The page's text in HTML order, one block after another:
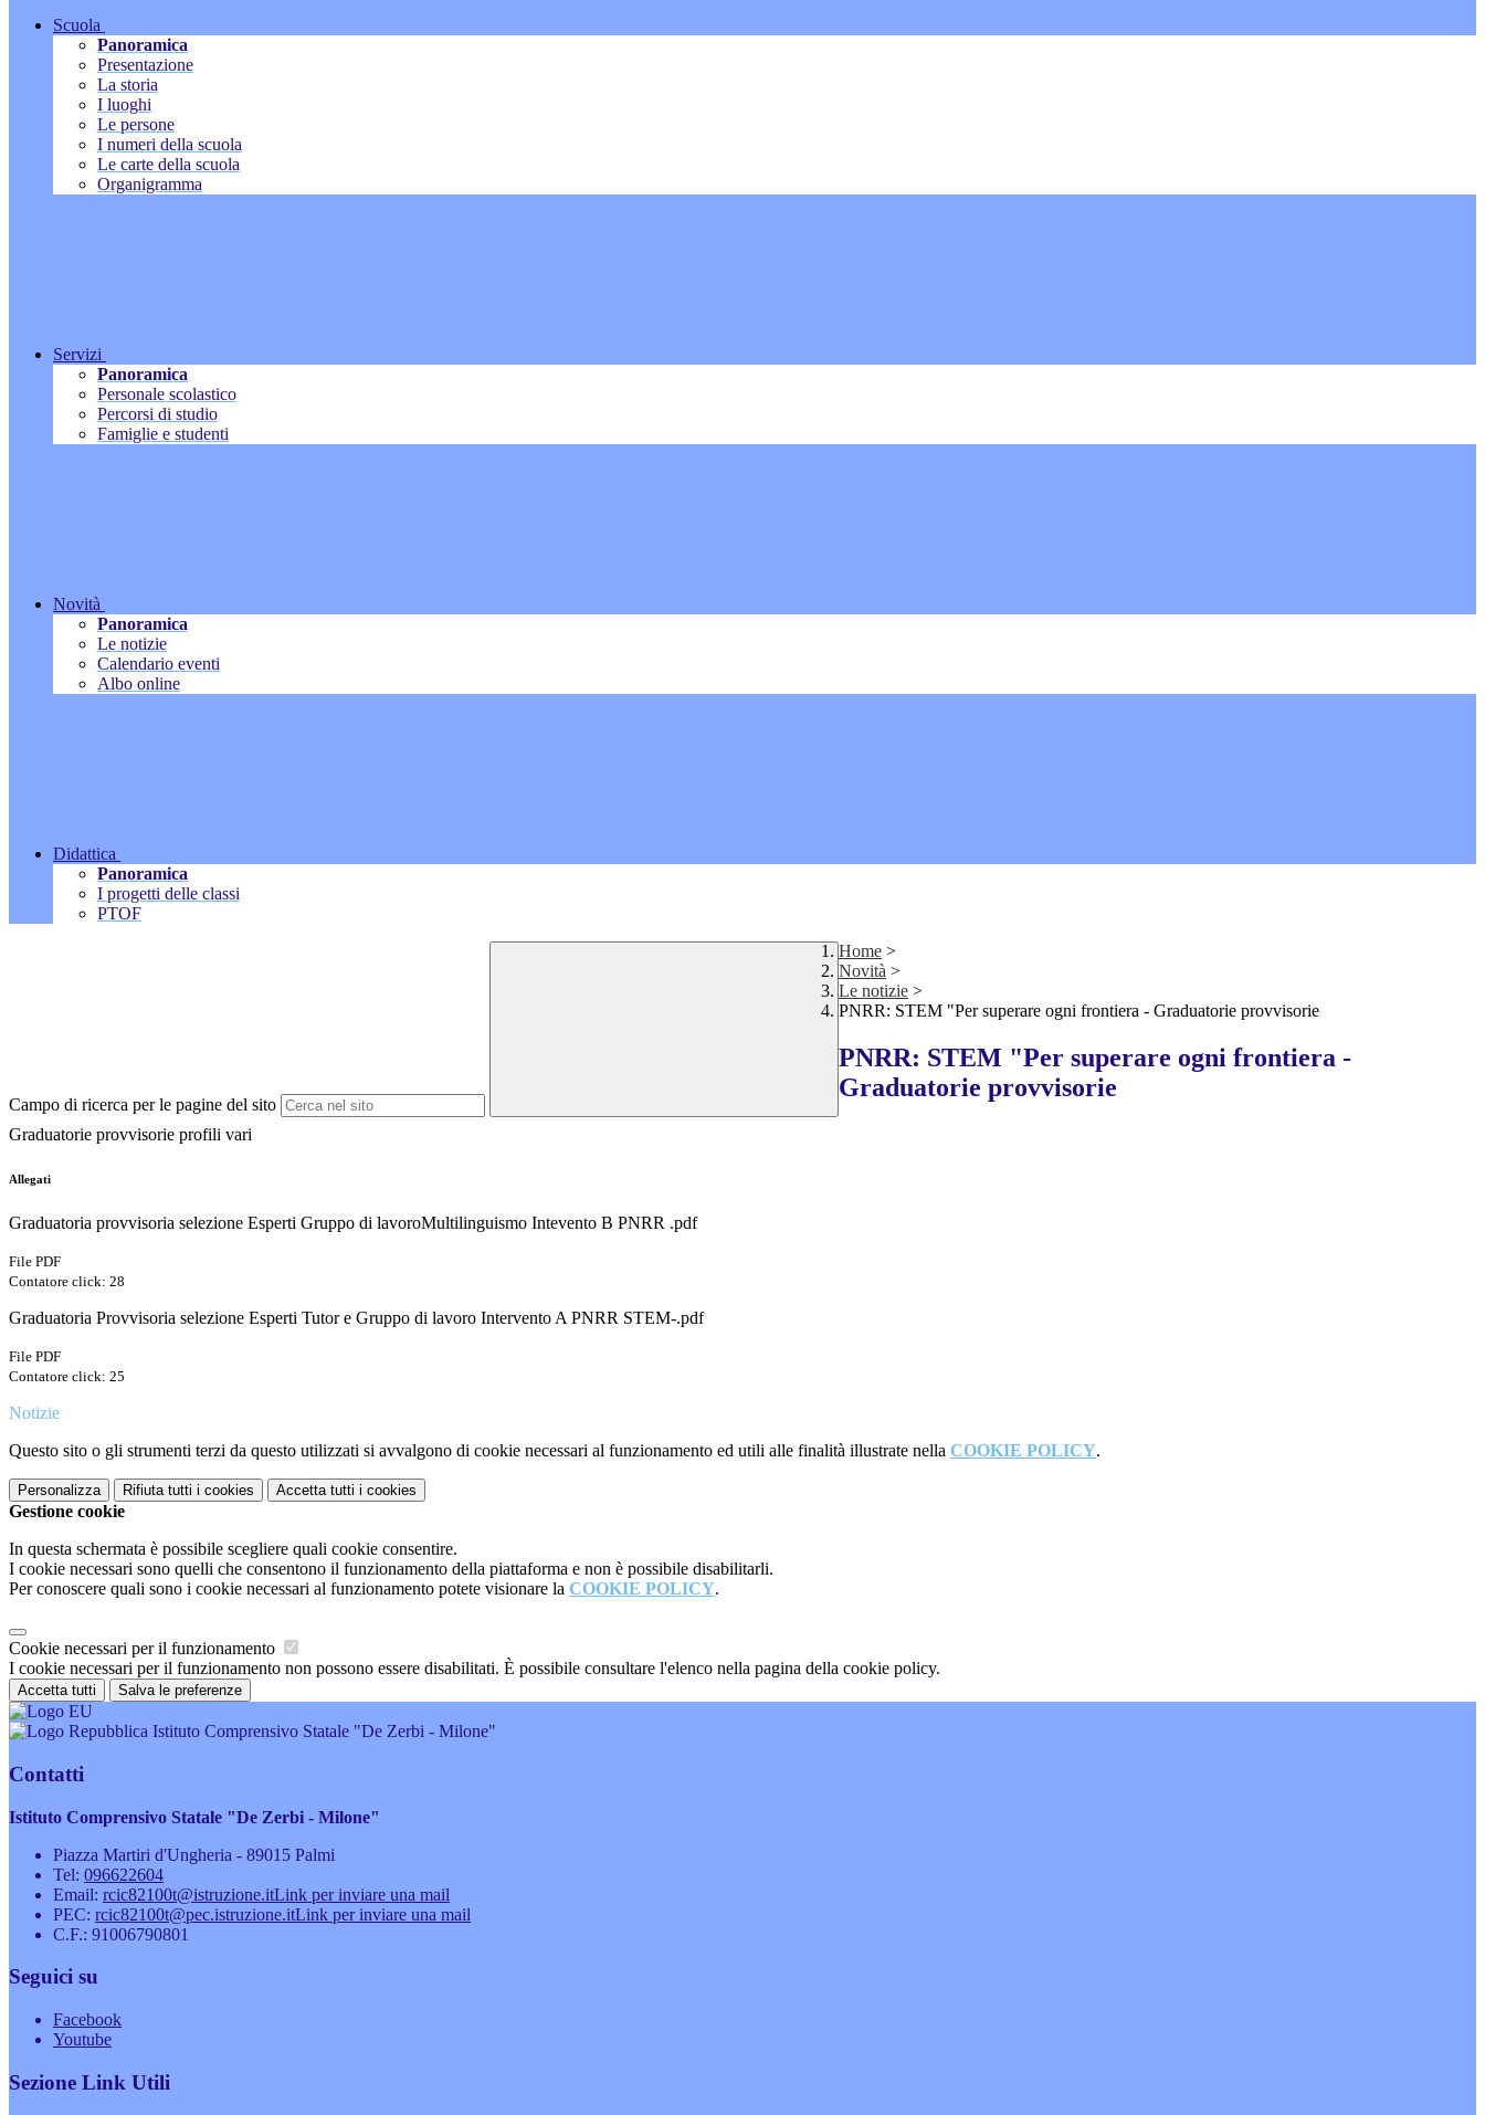
Scuola
Panoramica
Presentazione
La storia
I luoghi
Le persone
I numeri della scuola
Le carte della scuola
Organigramma
Servizi
Panoramica
Personale scolastico
Percorsi di studio
Famiglie e studenti
Novità
Panoramica
Le notizie
Calendario eventi
Albo online
Didattica
Panoramica
I progetti delle classi
PTOF
Campo di ricerca per le pagine del sito
Home >
Novità >
Le notizie >
PNRR: STEM "Per superare ogni frontiera - Graduatorie provvisorie
PNRR: STEM "Per superare ogni frontiera -
Graduatorie provvisorie
Graduatorie provvisorie profili vari
Allegati
Graduatoria provvisoria selezione Esperti Gruppo di lavoroMultilinguismo Intevento B PNRR .pdf
File PDF
Contatore click: 28
Graduatoria Provvisoria selezione Esperti Tutor e Gruppo di lavoro Intervento A PNRR STEM-.pdf
File PDF
Contatore click: 25
Notizie
Questo sito o gli strumenti terzi da questo utilizzati si avvalgono di cookie necessari al funzionamento ed utili alle finalità illustrate nella COOKIE POLICY.
Personalizza Rifiuta tutti i cookies Accetta tutti i cookies
Gestione cookie
In questa schermata è possibile scegliere quali cookie consentire.
I cookie necessari sono quelli che consentono il funzionamento della piattaforma e non è possibile disabilitarli.
Per conoscere quali sono i cookie necessari al funzionamento potete visionare la COOKIE POLICY.
Cookie necessari per il funzionamento
I cookie necessari per il funzionamento non possono essere disabilitati. È possibile consultare l'elenco nella pagina della cookie policy.
Accetta tutti Salva le preferenze
Istituto Comprensivo Statale "De Zerbi - Milone"
Contatti
Istituto Comprensivo Statale "De Zerbi - Milone"
Piazza Martiri d'Ungheria - 89015 Palmi
Tel: 096622604
Email: rcic82100t@istruzione.itLink per inviare una mail
PEC: rcic82100t@pec.istruzione.itLink per inviare una mail
C.F.: 91006790801
Seguici su
Facebook
Youtube
Sezione Link Utili